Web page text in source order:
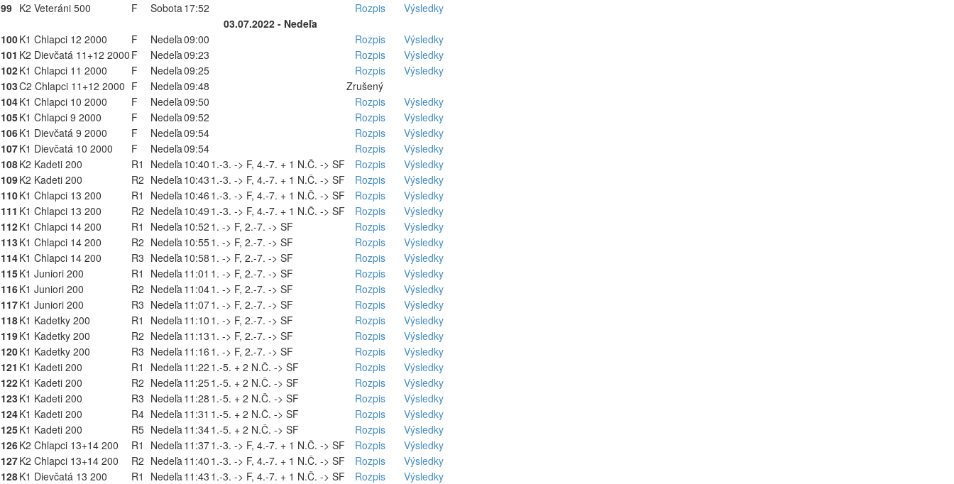
99 K2 Veteráni 500 F Sobota17:52 Rozpis
Výsledky
03.07.2022 - Nedeľa
100K1 Chlapci 12 2000 F Nedeľa09:00 Rozpis
Výsledky
101 K2 Dievčatá 11+12 2000 F Nedeľa09:23 Rozpis
Výsledky
102K1 Chlapci 11 2000 F Nedeľa09:25 Rozpis
Výsledky
103C2 Chlapci 11+12 2000 F Nedeľa09:48
Zrušený
104K1 Chlapci 10 2000 F Nedeľa09:50 Rozpis
Výsledky
105K1 Chlapci 9 2000 F Nedeľa09:52 Rozpis
Výsledky
106K1 Dievčatá 9 2000 F Nedeľa09:54 Rozpis
Výsledky
107K1 Dievčatá 10 2000 F Nedeľa09:54 Rozpis
Výsledky
108K2 Kadeti 200 R1 Nedeľa10:40 1.-3. -> F, 4.-7. + 1 N.Č. -> SF Rozpis
Výsledky
109K2 Kadeti 200 R2 Nedeľa10:43 1.-3. -> F, 4.-7. + 1 N.Č. -> SF Rozpis
Výsledky
110K1 Chlapci 13 200 R1 Nedeľa10:46 1.-3. -> F, 4.-7. + 1 N.Č. -> SF Rozpis
Výsledky
111 K1 Chlapci 13 200 R2 Nedeľa10:49 1.-3. -> F, 4.-7. + 1 N.Č. -> SF Rozpis
Výsledky
112K1 Chlapci 14 200 R1 Nedeľa10:52 1. -> F, 2.-7. -> SF Rozpis
Výsledky
113K1 Chlapci 14 200 R2 Nedeľa10:551. -> F, 2.-7. -> SF Rozpis
Výsledky
114K1 Chlapci 14 200 R3 Nedeľa10:58 1. -> F, 2.-7. -> SF Rozpis
Výsledky
115K1 Juniori 200 R1 Nedeľa11:01 1. -> F, 2.-7. -> SF Rozpis
Výsledky
116K1 Juniori 200 R2 Nedeľa11:041. -> F, 2.-7. -> SF Rozpis
Výsledky
117K1 Juniori 200 R3 Nedeľa11:071. -> F, 2.-7. -> SF Rozpis
Výsledky
118K1 Kadetky 200 R1 Nedeľa11:10 1. -> F, 2.-7. -> SF Rozpis
Výsledky
119K1 Kadetky 200 R2 Nedeľa11:13 1. -> F, 2.-7. -> SF Rozpis
Výsledky
120K1 Kadetky 200 R3 Nedeľa11:16 1. -> F, 2.-7. -> SF Rozpis
Výsledky
121 K1 Kadeti 200 R1 Nedeľa11:22 1.-5. + 2 N.Č. -> SF Rozpis
Výsledky
122K1 Kadeti 200 R2 Nedeľa11:251.-5. + 2 N.Č. -> SF Rozpis
Výsledky
123K1 Kadeti 200 R3 Nedeľa11:28 1.-5. + 2 N.Č. -> SF Rozpis
Výsledky
124K1 Kadeti 200 R4 Nedeľa11:31 1.-5. + 2 N.Č. -> SF Rozpis
Výsledky
125K1 Kadeti 200 R5 Nedeľa11:341.-5. + 2 N.Č. -> SF Rozpis
Výsledky
126K2 Chlapci 13+14 200 R1 Nedeľa11:371.-3. -> F, 4.-7. + 1 N.Č. -> SF Rozpis
Výsledky
127K2 Chlapci 13+14 200 R2 Nedeľa11:40 1.-3. -> F, 4.-7. + 1 N.Č. -> SF Rozpis
Výsledky
128K1 Dievčatá 13 200 R1 Nedeľa11:43 1.-3. -> F, 4.-7. + 1 N.Č. -> SF Rozpis
Výsledky